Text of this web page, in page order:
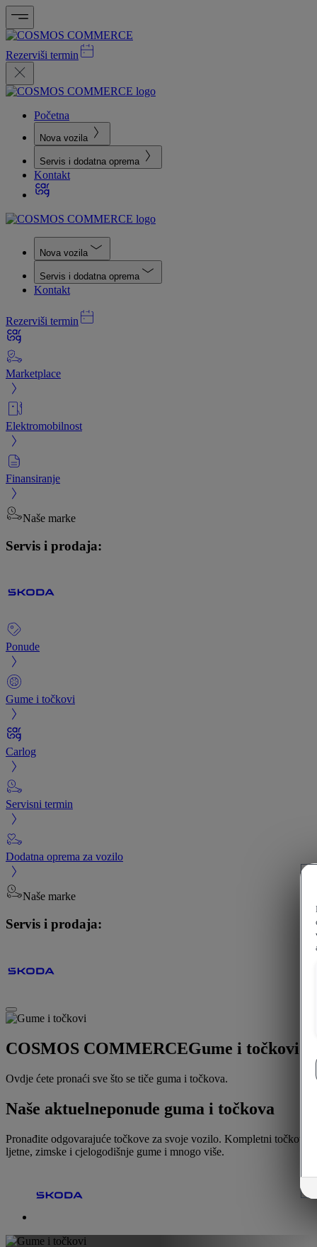
Rezerviši termin
Početna
Nova vozila
Servis i dodatna oprema
Kontakt
Nova vozila
Servis i dodatna oprema
Kontakt
Rezerviši termin
Marketplace
Elektromobilnost
Finansiranje
Naše marke
Servis i prodaja:
Ponude
Gume i točkovi
Carlog
Servisni termin
Dodatna oprema za vozilo
Naše marke
Servis i prodaja:
COSMOS COMMERCEGume i točkovi
Ovdje ćete pronaći sve što se tiče guma i točkova.
Naše aktuelneponude guma i točkova
Pronađite odgovarajuće točkove za svoje vozilo. Kompletni točkovi,
ljetne, zimske i cjelogodišnje gume i mnogo više.